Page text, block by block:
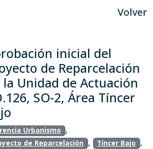
Volver
inicial del
de Reparcelación
la Unidad de Actuación
SO-2, Área Tíncer
Urbanismo ,
de Reparcelación , Tíncer Bajo ,